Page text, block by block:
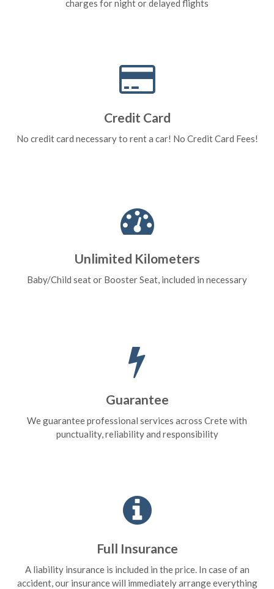
charges for night or delayed flights
Credit Card
No credit card necessary to rent a car! No Credit Card Fees!
Unlimited Kilometers
Baby/Child seat or Booster Seat, included in necessary
Guarantee
We guarantee professional services across Crete with
punctuality, reliability and responsibility
Full Insurance
A liability insurance is included in the price. In case of an
accident, our insurance will immediately arrange everything